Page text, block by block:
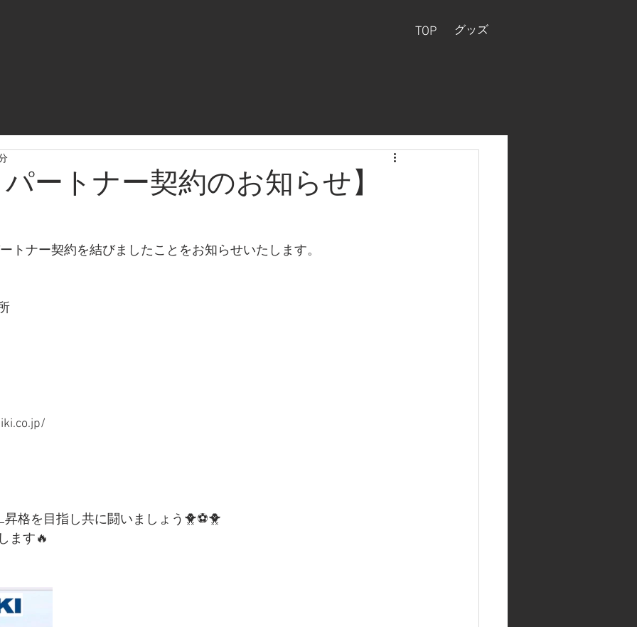
TOP グッズ
ートナー契約のお知らせ】
トナー契約を結びましたことをお知らせいたします。
格を目指し共に闘いましょう🐥⚽️🐥
ます🔥